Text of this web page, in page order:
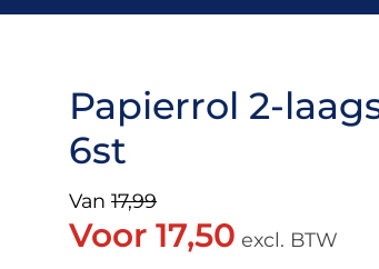
Papierrol 2-
6st
Van 17,99
Voor 17,50 excl. BTW